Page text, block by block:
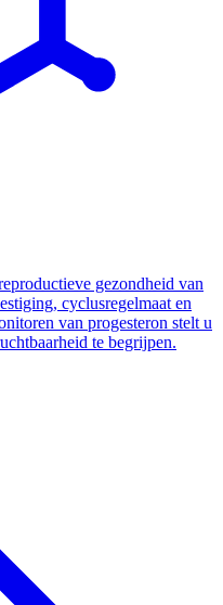
gezondheid van
cyclusregelmaat en
van progesteron stelt u
te begrijpen.